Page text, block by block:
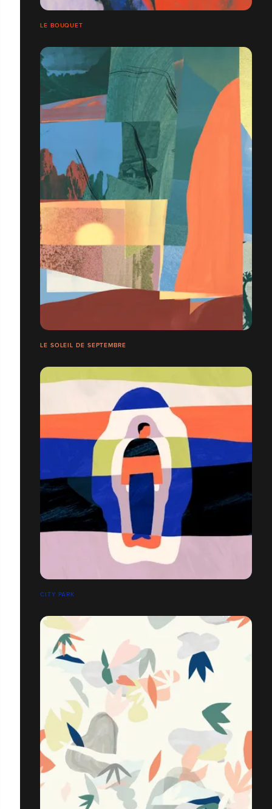
LE BOUQUET
LE SOLEIL DE SEPTEMBRE
CITY PARK